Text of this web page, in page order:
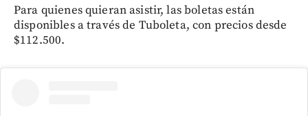
Para quienes quieran asistir, las boletas están
disponibles a través de Tuboleta, con precios desde
$112.500.